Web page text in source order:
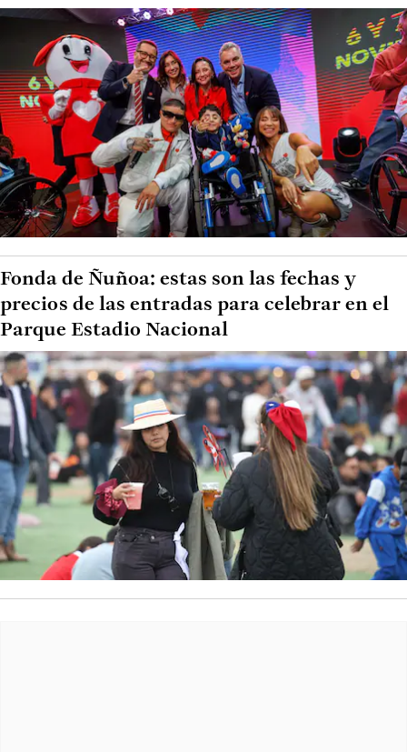
Fonda de Ñuñoa: estas son las fechas y
precios de las entradas para celebrar en el
Parque Estadio Nacional